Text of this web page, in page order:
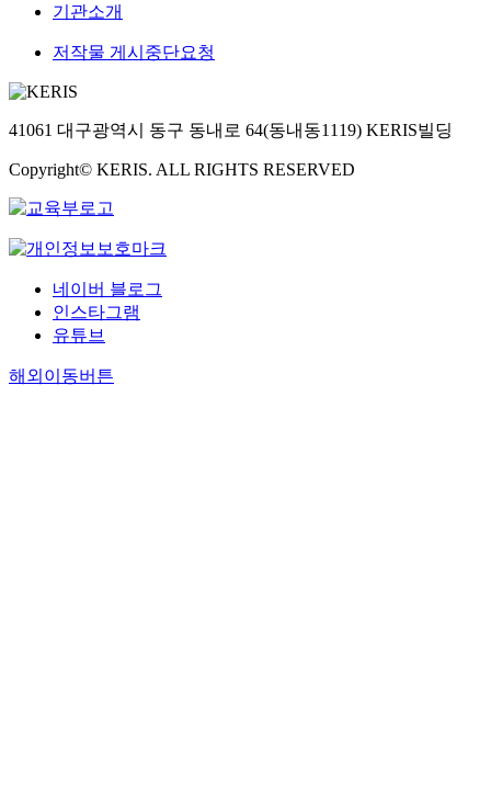
기관소개
저작물 게시중단요청
41061 대구광역시 동구 동내로 64(동내동1119) KERIS빌딩
Copyright© KERIS. ALL RIGHTS RESERVED
네이버 블로그
인스타그램
유튜브
해외이동버튼